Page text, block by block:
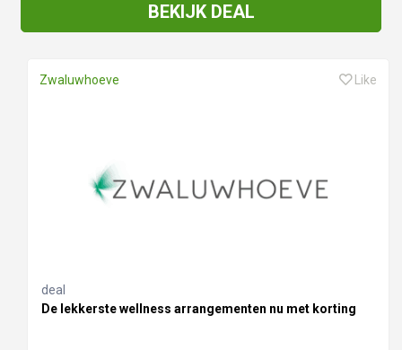
BEKIJK DEAL
Zwaluwhoeve Like
deal
De lekkerste wellness arrangementen nu met korting